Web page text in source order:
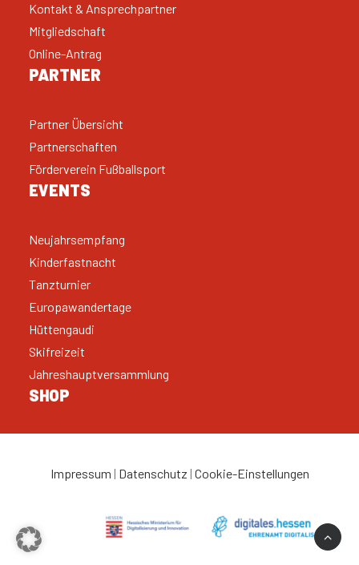
Kontakt & Ansprechpartner
Mitgliedschaft
Online-Antrag
PARTNER
Partner Übersicht
Partnerschaften
Förderverein Fußballsport
EVENTS
Neujahrsempfang
Kinderfastnacht
Tanzturnier
Europawandertage
Hüttengaudi
Skifreizeit
Jahreshauptversammlung
SHOP
Impressum | Datenschutz | Cookie-Einstellungen